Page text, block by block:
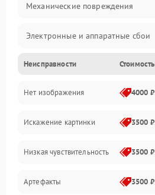
Механические повреждения
Электронные и аппаратные сбои
Неисправности сенсора и оптики
Программные ошибки
Электропитание
Измерения
Матрица
Неисправности Стоимость
Нет изображения 4000 ₽
Искажение картинки 3500 ₽
Низкая чувствительность 3500 ₽
Артефакты 3500 ₽